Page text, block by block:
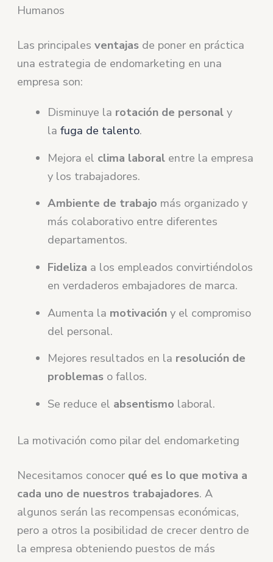
Humanos
Las principalesventajas de poner en práctica
una estrategia de endomarketing en una
empresa son:
Disminuye la rotación de personal y
lafuga de talento.
Mejora el clima laboral entre la empresa
y los trabajadores.
Ambiente de trabajo más organizado y
más colaborativo entre diferentes
departamentos.
Fideliza a los empleados convirtiéndolos
en verdaderos embajadores de marca.
Aumenta la motivación y el compromiso
del personal.
Mejores resultados en la resolución de
problemas o fallos.
Se reduce el absentismo laboral.
La motivación como pilar del endomarketing
Necesitamos conocer qué es lo que motiva a
cada uno de nuestros trabajadores. A
algunos serán las recompensas económicas,
pero a otros la posibilidad de crecer dentro de
la empresa obteniendo puestos de más